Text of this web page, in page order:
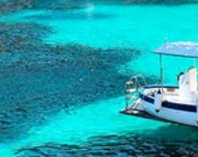
Top-
Erhalten